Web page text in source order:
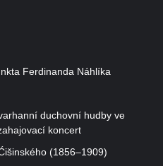
Ferdinanda Náhlíka
duchovní hudby ve
koncert
(1856–1909)